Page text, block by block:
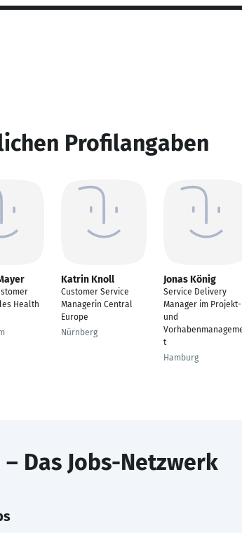
Profilangaben
Health
Katrin Knoll
Customer Service
Managerin Central
Europe
Nürnberg
Jonas König
Service Delivery
Manager im Projekt-
und
t
Hamburg
– Das Jobs-Netzwerk